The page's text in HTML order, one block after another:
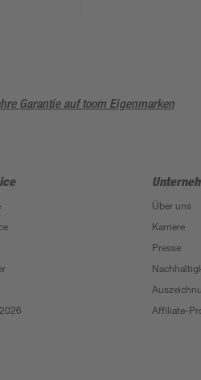
Garantie auf toom Eigenmarken
Über uns
Karriere
Presse
Affiliate-